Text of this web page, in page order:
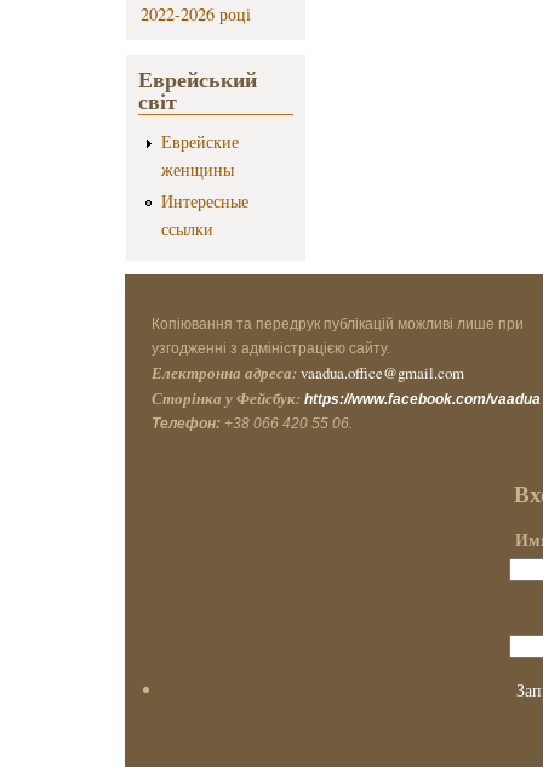
2022-2026 році
Еврейський
світ
Еврейские
женщины
Интересные
ссылки
Копіювання та передрук публікацій можливі лише при
узгодженні з адміністрацією сайту.
Електронна адреса: vaadua.office@gmail.com
Сторінка у Фейсбук: https://www.facebook.com/vaadua
Телефон: +38 066 420 55 06.